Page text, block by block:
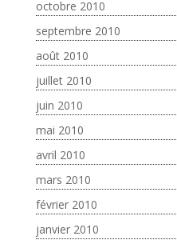
octobre 2010
septembre 2010
août 2010
juillet 2010
juin 2010
mai 2010
avril 2010
mars 2010
février 2010
janvier 2010